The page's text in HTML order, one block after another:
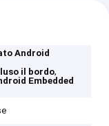
Android
il bordo,
Embedded